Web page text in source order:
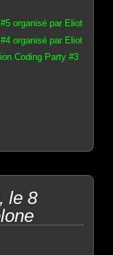
organisé par Eliot
organisé par Eliot
Coding Party #3
le 8